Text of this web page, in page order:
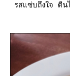
รสแซ่บถึงใจ ตีน